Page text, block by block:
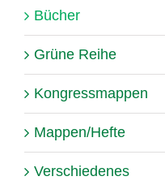
Bücher
Grüne Reihe
Kongressmappen
Mappen/Hefte
Verschiedenes